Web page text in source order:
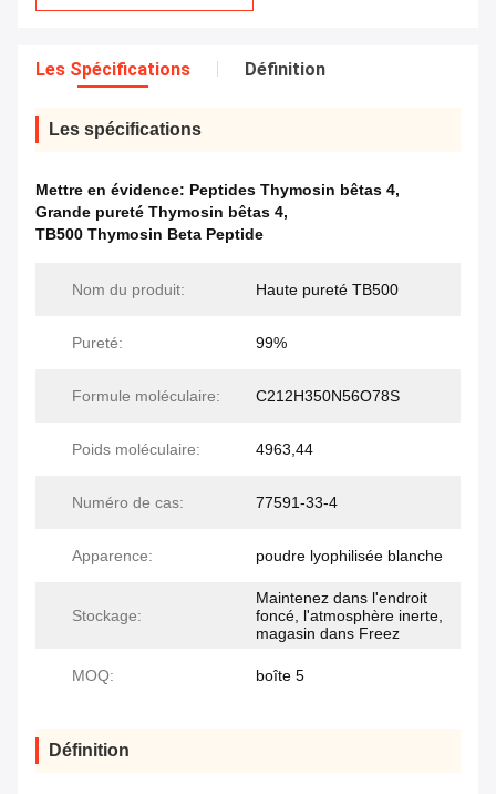
Les Spécifications Définition
Les spécifications
Mettre en évidence: Peptides Thymosin bêtas 4,
Grande pureté Thymosin bêtas 4,
TB500 Thymosin Beta Peptide
Nom du produit: Haute pureté TB500
Pureté: 99%
Formule moléculaire: C212H350N56O78S
Poids moléculaire: 4963,44
Numéro de cas: 77591-33-4
Apparence: poudre lyophilisée blanche
Stockage:
Maintenez dans l'endroit
foncé, l'atmosphère inerte,
magasin dans Freez
MOQ: boîte 5
Définition